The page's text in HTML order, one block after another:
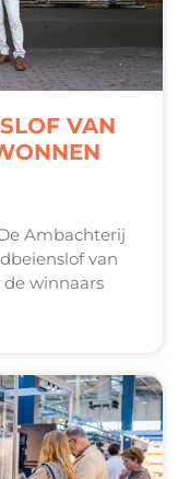
VAN
Ambachterij
van
de winnaars